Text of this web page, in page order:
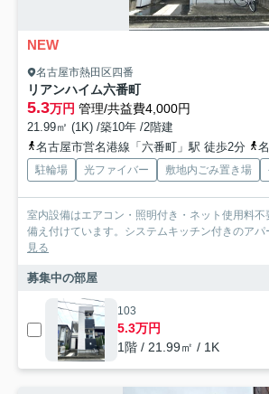
NEW
名古屋市熱田区四番
リアンハイム六番町
5.3万円 管理/共益費4,000円
21.99㎡ (1K) /築10年 /2階建
名古屋市営名港線「六番町」駅 徒歩2分
名
駐輪場 光ファイバー 敷地内ごみ置き場
室内設備はエアコン・照明付き・ネット使用料
備え付けています。システムキッチン付きのアパ
見る
募集中の部屋
103
5.3万円
1階 / 21.99㎡ / 1K